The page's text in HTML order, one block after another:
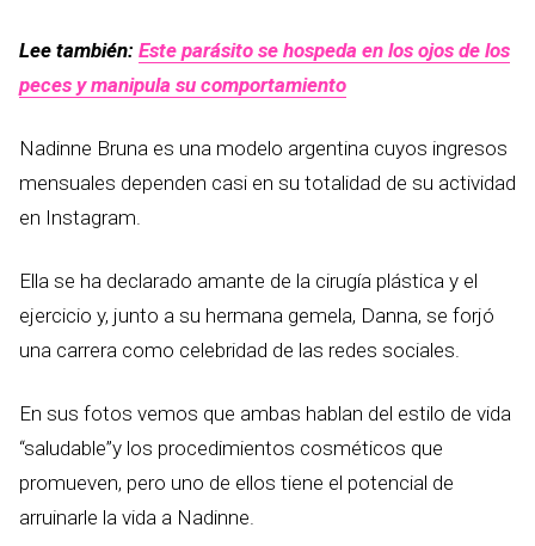
Lee también: Este parásito se hospeda en los ojos de los
peces y manipula su comportamiento
Nadinne Bruna es una modelo argentina cuyos ingresos
mensuales dependen casi en su totalidad de su actividad
en Instagram.
Ella se ha declarado amante de la cirugía plástica y el
ejercicio y, junto a su hermana gemela, Danna, se forjó
una carrera como celebridad de las redes sociales.
En sus fotos vemos que ambas hablan del estilo de vida
“saludable”y los procedimientos cosméticos que
promueven, pero uno de ellos tiene el potencial de
arruinarle la vida a Nadinne.